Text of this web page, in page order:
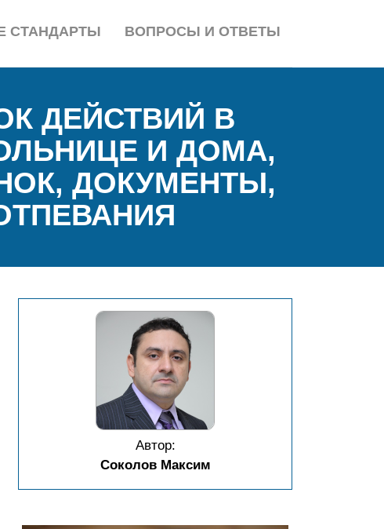
ВОПРОСЫ И ОТВЕТЫ
СТАНДАРТЫ
ДЕЙСТВИЙ В
И ДОМА,
ДОКУМЕНТЫ,
Автор:
Соколов Максим